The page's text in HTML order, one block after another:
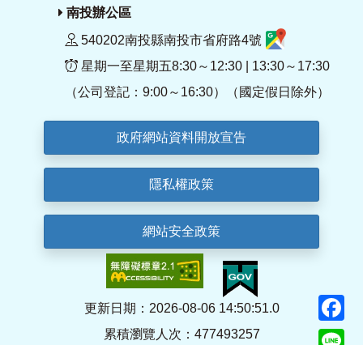
南投辦公區
540202南投縣南投市省府路4號
星期一至星期五8:30～12:30 | 13:30～17:30
（公司登記：9:00～16:30）（國定假日除外）
政府網站資料開放宣告
隱私權政策
網站安全政策
更新日期：2026-08-06 14:50:51.0
累積瀏覽人次：477493257